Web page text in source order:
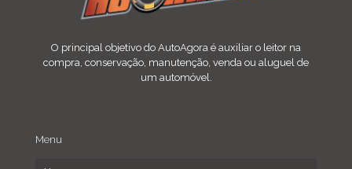
O principal objetivo do AutoAgora é auxiliar o leitor na
compra, conservação, manutenção, venda ou aluguel de
um automóvel.
Menu